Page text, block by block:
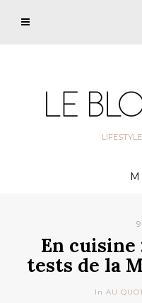
En cuisine
tests de la
In AU